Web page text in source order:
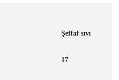
Şeffaf sıvı
17